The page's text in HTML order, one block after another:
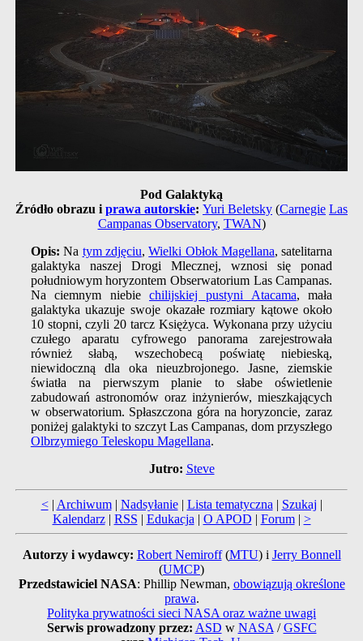
Pod Galaktyką
Źródło obrazu i prawa autorskie: Yuri Beletsky (Carnegie Las
Campanas Observatory, TWAN)
Opis:Na tym zdjęciu,Wielki Obłok Magellana, satelitarna
galaktyka naszej Drogi Mlecznej, wznosi się ponad
południowym horyzontem Obserwatorium Las Campanas.
Na ciemnym niebie chilijskiej pustyni Atacama, mała
galaktyka ukazuje swoje okazałe rozmiary kątowe około
10 stopni, czyli 20 tarcz Księżyca. Wykonana przy użyciu
czułego aparatu cyfrowego panorama zarejestrowała
również słabą, wszechobecą poświatę niebieską,
niewidoczną dla oka nieuzbrojonego. Jasne, ziemskie
światła na pierwszym planie to słabe oświetlenie
zabudowań astronomów oraz inżynierów, mieszkających
w obserwatorium. Spłaszczona góra na horyzoncie, zaraz
poniżej galaktyki to szczyt Las Campanas, dom przyszłego
Olbrzymiego Teleskopu Magellana.
Jutro: Steve
<| Archiwum| Nadsyłanie| Lista tematyczna | Szukaj |
Kalendarz| RSS | Edukacja | O APOD | Forum| >
Autorzy i wydawcy: Robert Nemiroff(MTU) i Jerry Bonnell
(UMCP)
Przedstawiciel NASA: Phillip Newman, obowiązują określone
prawa.
Polityka prywatności sieci NASA oraz ważne uwagi
Serwis prowadzony przez: ASD w NASA /GSFC